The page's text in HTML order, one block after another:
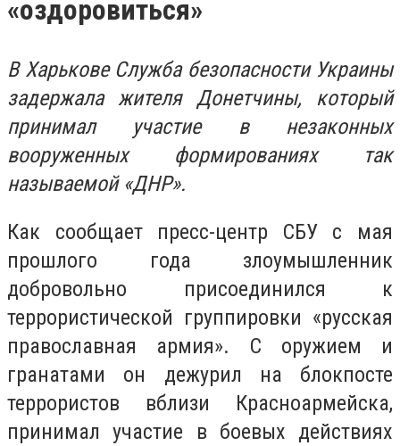
«оздоровиться»
В Харькове Служба безопасности Украины
задержала жителя Донетчины, который
принимал участие в незаконных
вооруженных формированиях так
называемой «ДНР».
Как сообщает пресс-центр СБУ с мая
прошлого года злоумышленник
добровольно присоединился к
террористической группировки «русская
православная армия». С оружием и
гранатами он дежурил на блокпосте
террористов вблизи Красноармейска,
принимал участие в боевых действиях